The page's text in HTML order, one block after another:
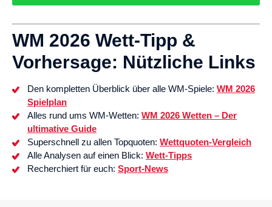
WM 2026 Wett-Tipp &
Vorhersage: Nützliche Links
Den kompletten Überblick über alle WM-Spiele: WM 2026
Spielplan
Alles rund ums WM-Wetten: WM 2026 Wetten – Der
ultimative Guide
Superschnell zu allen Topquoten: Wettquoten-Vergleich
Alle Analysen auf einen Blick: Wett-Tipps
Recherchiert für euch: Sport-News